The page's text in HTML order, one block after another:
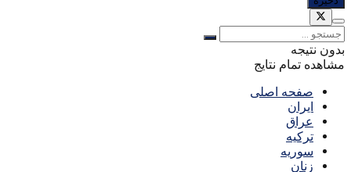
بدون نتیجه
مشاهده تمام نتایج
صفحه اصلی
ایران
عراق
ترکیه
سوریه
زنان